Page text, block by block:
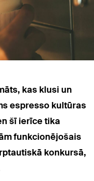
kas klusi un
espresso kultūras
šī ierīce tika
funkcionējošais
konkursā,